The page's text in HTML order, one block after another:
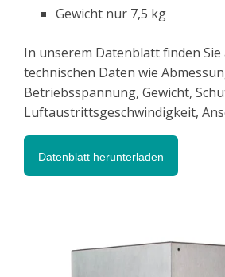
Gewicht nur 7,5 kg
In unserem Datenblatt finden
technischen Daten wie
Betriebsspannung, Gewicht,
Luftaustrittsgeschwindigkeit,
Datenblatt herunterladen